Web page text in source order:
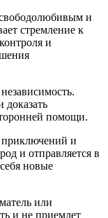
и
стремление к
и
доказать
помощи.
и
и отправляется в
новые
или
и не приемлет